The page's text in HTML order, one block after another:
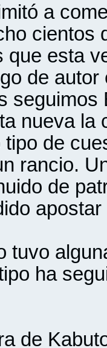
a
cientos
que esta
de autor
seguimos
nueva la
tipo de
rancio.
de
tuvo
ha
de